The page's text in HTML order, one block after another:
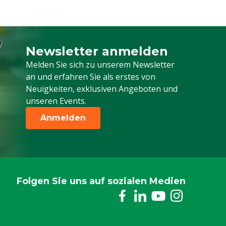
Newsletter anmelden
Melden Sie sich zu unserem Newsletter
an und erfahren Sie als erstes von
Neuigkeiten, exklusiven Angeboten und
unseren Events.
Melden Sie sich für unseren Newsletter
Anmelden
Folgen Sie uns auf sozialen Medien